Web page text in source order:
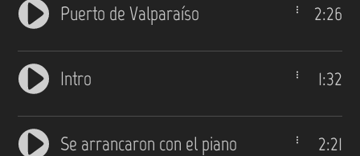
2:26
Puerto de Valparaíso
1:32
Intro
2:21
Se arrancaron con el piano